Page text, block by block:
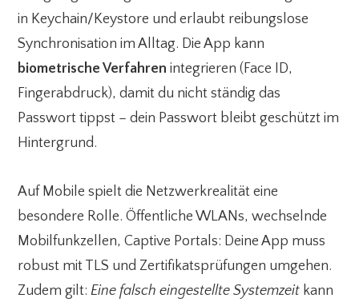
in Keychain/Keystore und erlaubt reibungslose
Synchronisation im Alltag. Die App kann
biometrische Verfahren integrieren (Face ID,
Fingerabdruck), damit du nicht ständig das
Passwort tippst – dein Passwort bleibt geschützt im
Hintergrund.
Auf Mobile spielt die Netzwerkrealität eine
besondere Rolle. Öffentliche WLANs, wechselnde
Mobilfunkzellen, Captive Portals: Deine App muss
robust mit TLS und Zertifikatsprüfungen umgehen.
Zudem gilt:Eine falsch eingestellte Systemzeit kann